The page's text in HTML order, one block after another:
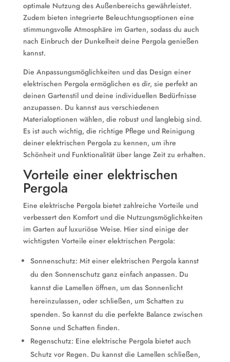
optimale Nutzung des Außenbereichs gewährleistet.
Zudem bieten integrierte Beleuchtungsoptionen eine
stimmungsvolle Atmosphäre im Garten, sodass du auch
nach Einbruch der Dunkelheit deine Pergola genießen
kannst.
Die Anpassungsmöglichkeiten und das Design einer
elektrischen Pergola ermöglichen es dir, sie perfekt an
deinen Gartenstil und deine individuellen Bedürfnisse
anzupassen. Du kannst aus verschiedenen
Materialoptionen wählen, die robust und langlebig sind.
Es ist auch wichtig, die richtige Pflege und Reinigung
deiner elektrischen Pergola zu kennen, um ihre
Schönheit und Funktionalität über lange Zeit zu erhalten.
Vorteile einer elektrischen
Pergola
Eine elektrische Pergola bietet zahlreiche Vorteile und
verbessert den Komfort und die Nutzungsmöglichkeiten
im Garten auf luxuriöse Weise. Hier sind einige der
wichtigsten Vorteile einer elektrischen Pergola:
Sonnenschutz: Mit einer elektrischen Pergola kannst
du den Sonnenschutz ganz einfach anpassen. Du
kannst die Lamellen öffnen, um das Sonnenlicht
hereinzulassen, oder schließen, um Schatten zu
spenden. So kannst du die perfekte Balance zwischen
Sonne und Schatten finden.
Regenschutz: Eine elektrische Pergola bietet auch
Schutz vor Regen. Du kannst die Lamellen schließen,